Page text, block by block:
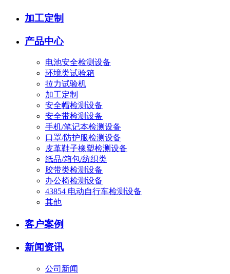
加工定制
产品中心
电池安全检测设备
环境类试验箱
拉力试验机
加工定制
安全帽检测设备
安全带检测设备
手机/笔记本检测设备
口罩/防护服检测设备
皮革鞋子橡塑检测设备
纸品/箱包/纺织类
胶带类检测设备
办公椅检测设备
43854 电动自行车检测设备
其他
客户案例
新闻资讯
公司新闻